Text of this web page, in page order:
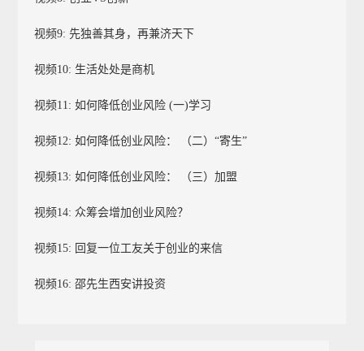
视频9: 先独善其身，再兼济天下
视频10: 生活处处是商机
视频11: 如何降低创业风险 (一)学习
视频12: 如何降低创业风险： （二）“寄生”
视频13: 如何降低创业风险： （三）加盟
视频14: 众筹会增加创业风险？
视频15: 回复一位工友关于创业的来信
视频16: 邵先生西安讲投资